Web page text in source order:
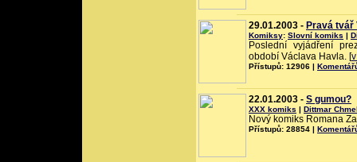
29.01.2003 - Pravá tvář
Komiksy: Slovní komiks |
Poslední vyjádření
období Václava Havla. [
Přístupů: 12906 |
22.01.2003 - S gumou?
XXX komiks | Dittmar
Nový komiks Romana
Přístupů: 28854 |